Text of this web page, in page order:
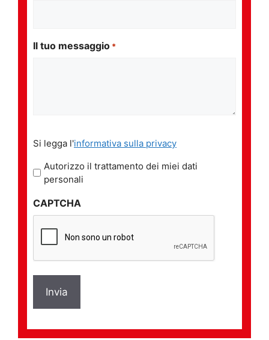
Il tuo messaggio *
legga
l'informativa
sulla
*
Si legga l'informativa sulla privacy
Autorizzo il trattamento dei miei dati
personali
CAPTCHA